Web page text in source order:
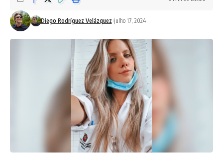
Diego Rodríguez Velázquez julho 17, 2024